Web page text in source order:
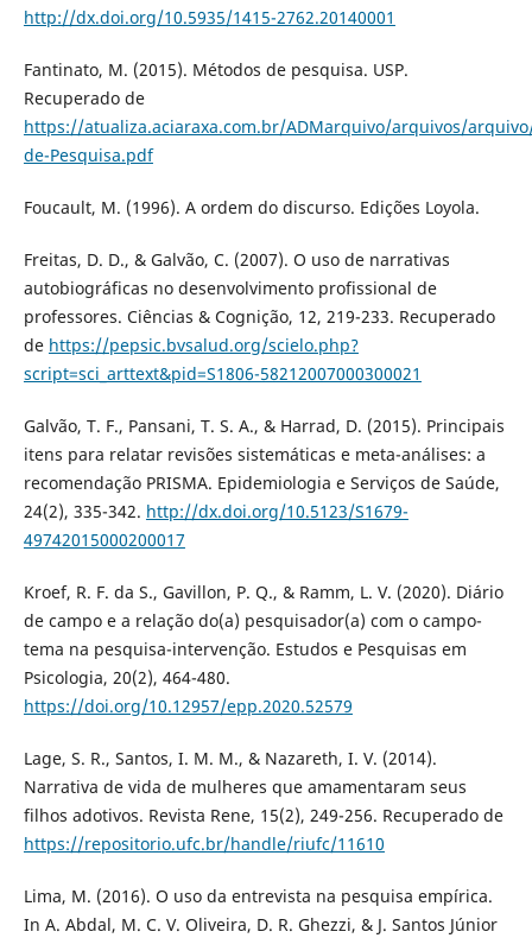
http://dx.doi.org/10.5935/1415-2762.20140001
Fantinato, M. (2015). Métodos de pesquisa. USP.
Recuperado de
https://atualiza.aciaraxa.com.br/ADMarquivo/arquivos/
de-Pesquisa.pdf
Foucault, M. (1996). A ordem do discurso. Edições Loyola.
Freitas, D. D., & Galvão, C. (2007). O uso de narrativas
autobiográficas no desenvolvimento profissional de
professores. Ciências & Cognição, 12, 219-233. Recuperado
de https://pepsic.bvsalud.org/scielo.php?
script=sci_arttext&pid=S1806-58212007000300021
Galvão, T. F., Pansani, T. S. A., & Harrad, D. (2015). Principais
itens para relatar revisões sistemáticas e meta-análises: a
recomendação PRISMA. Epidemiologia e Serviços de Saúde,
24(2), 335-342. http://dx.doi.org/10.5123/S1679-
49742015000200017
Kroef, R. F. da S., Gavillon, P. Q., & Ramm, L. V. (2020). Diário
de campo e a relação do(a) pesquisador(a) com o campo-
tema na pesquisa-intervenção. Estudos e Pesquisas em
Psicologia, 20(2), 464-480.
https://doi.org/10.12957/epp.2020.52579
Lage, S. R., Santos, I. M. M., & Nazareth, I. V. (2014).
Narrativa de vida de mulheres que amamentaram seus
filhos adotivos. Revista Rene, 15(2), 249-256. Recuperado de
https://repositorio.ufc.br/handle/riufc/11610
Lima, M. (2016). O uso da entrevista na pesquisa empírica.
In A. Abdal, M. C. V. Oliveira, D. R. Ghezzi, & J. Santos Júnior